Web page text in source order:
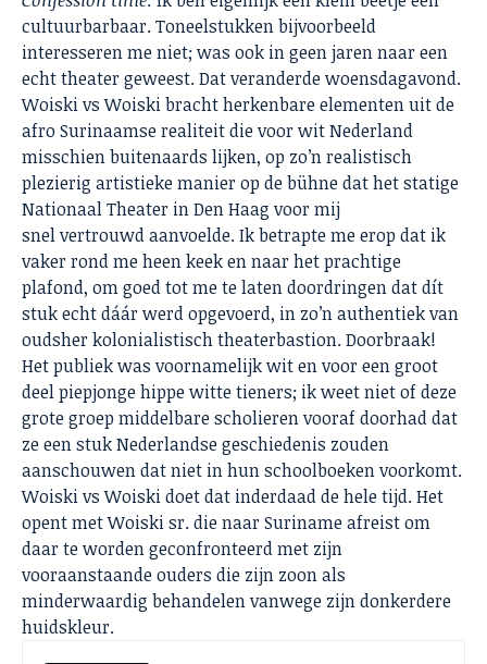
cultuurbarbaar. Toneelstukken bijvoorbeeld
interesseren me niet; was ook in geen jaren naar een
echt theater geweest. Dat veranderde woensdagavond.
Woiski vs Woiski bracht herkenbare elementen uit de
afro Surinaamse realiteit die voor wit Nederland
misschien buitenaards lijken, op zo’n realistisch
plezierig artistieke manier op de bühne dat het statige
Nationaal Theater in Den Haag voor mij
snel vertrouwd aanvoelde. Ik betrapte me erop dat ik
vaker rond me heen keek en naar het prachtige
plafond, om goed tot me te laten doordringen dat dít
stuk echt dáár werd opgevoerd, in zo’n authentiek van
oudsher kolonialistisch theaterbastion. Doorbraak!
Het publiek was voornamelijk wit en voor een groot
deel piepjonge hippe witte tieners; ik weet niet of deze
grote groep middelbare scholieren vooraf doorhad dat
ze een stuk Nederlandse geschiedenis zouden
aanschouwen dat niet in hun schoolboeken voorkomt.
Woiski vs Woiski doet dat inderdaad de hele tijd. Het
opent met Woiski sr. die naar Suriname afreist om
daar te worden geconfronteerd met zijn
vooraanstaande ouders die zijn zoon als
minderwaardig behandelen vanwege zijn donkerdere
huidskleur.